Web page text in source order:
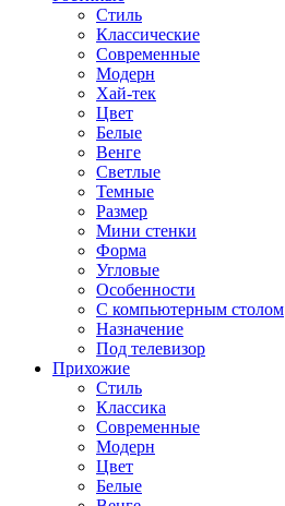
Стиль
Классические
Современные
Модерн
Хай-тек
Цвет
Белые
Венге
Светлые
Темные
Размер
Мини стенки
Форма
Угловые
Особенности
С компьютерным столом
Назначение
Под телевизор
Прихожие
Стиль
Классика
Современные
Модерн
Цвет
Белые